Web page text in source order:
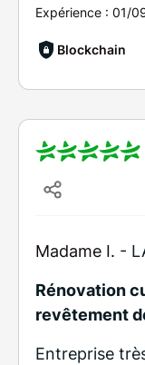
Expérience : 01/
Blockchain
Madame I. -
Rénovation
revêtement
Entreprise